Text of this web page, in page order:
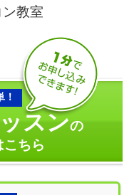
教室
！
スンの
こちら